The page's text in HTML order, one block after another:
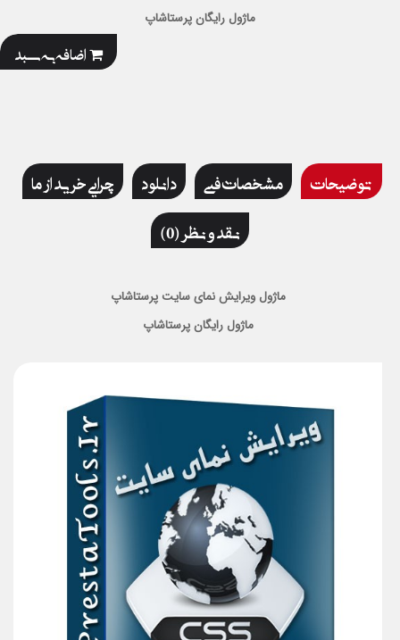
ماژول رایگان پرستاشاپ
اضافه به سبد
توضیحات مشخصات فنی دانلود
چرایی خرید از ما
نقد و نظر (0)
ماژول ویرایش نمای سایت پرستاشاپ
ماژول رایگان پرستاشاپ